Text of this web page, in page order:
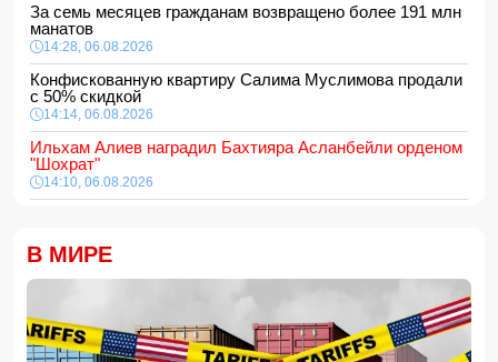
За семь месяцев гражданам возвращено более 191 млн
манатов
14:28, 06.08.2026
Конфискованную квартиру Салима Муслимова продали
с 50% скидкой
14:14, 06.08.2026
Ильхам Алиев наградил Бахтияра Асланбейли орденом
"Шохрат"
14:10, 06.08.2026
14:04, 06.08.2026
Ильхам Алиев отозвал двух постоянных
представителей, одного назначил на новую должность
14:00, 06.08.2026
Прогноз погоды в Азербайджане на 7 августа
В МИРЕ